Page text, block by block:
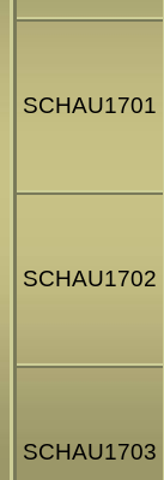
SCHAU1701
SCHAU1702
SCHAU1703